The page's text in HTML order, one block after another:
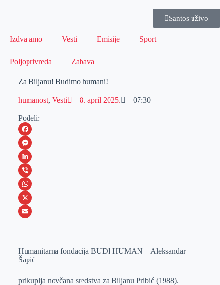
Santos uživo
Izdvajamo Vesti Emisije Sport
Poljoprivreda Zabava
Za Biljanu! Budimo humani!
humanost, Vesti 8. april 2025. 07:30
Podeli:
F
a
c
e
b
o
M
e
s
s
e
e
L
i
n
k
I
V
i
b
W
h
s
p
X
a
l
Humanitarna fondacija BUDI HUMAN – Aleksandar
Šapić
prikuplja novčana sredstva za Biljanu Pribić (1988).